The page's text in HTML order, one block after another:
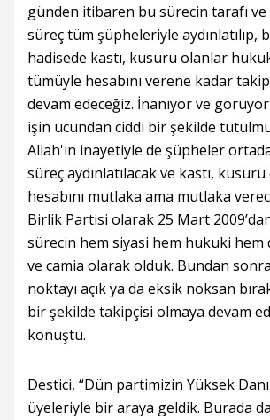
günden itibaren bu sürecin tarafı ve
süreç tüm şüpheleriyle aydınlatılıp,
hadisede kastı, kusuru olanlar
tümüyle hesabını verene kadar
devam edeceğiz. İnanıyor ve
işin ucundan ciddi bir şekilde
Allah'ın inayetiyle de şüpheler
süreç aydınlatılacak ve kastı,
hesabını mutlaka ama mutlaka
Birlik Partisi olarak 25 Mart
sürecin hem siyasi hem hukuki hem
ve camia olarak olduk. Bundan
noktayı açık ya da eksik noksan
bir şekilde takipçisi olmaya devam
konuştu.
Destici, “Dün partimizin Yüksek
üyeleriyle bir araya geldik. Burada